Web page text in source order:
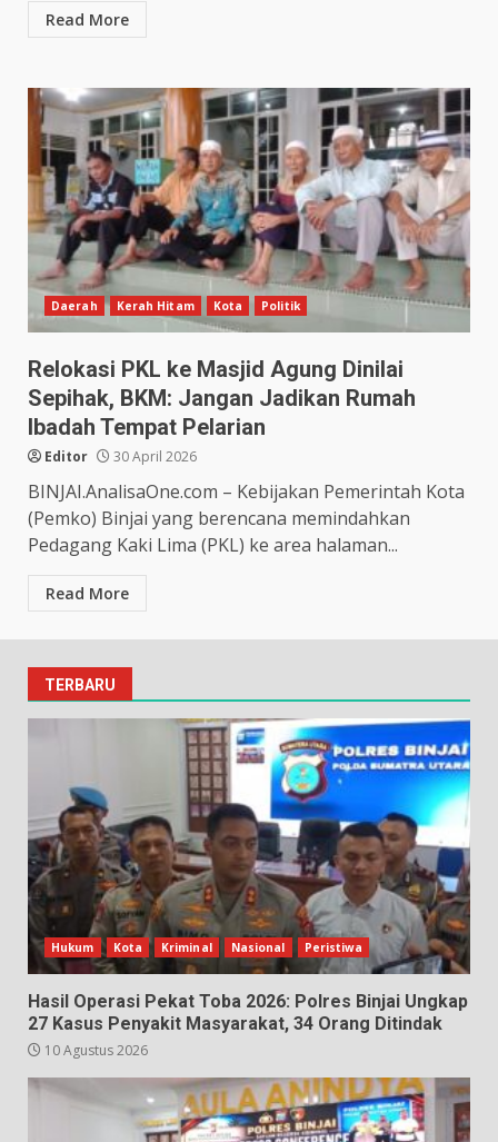
Read More
Daerah Kerah Hitam Kota Politik
Relokasi PKL ke Masjid Agung Dinilai
Sepihak, BKM: Jangan Jadikan Rumah
Ibadah Tempat Pelarian
Editor 30 April 2026
BINJAI.AnalisaOne.com – Kebijakan Pemerintah Kota
(Pemko) Binjai yang berencana memindahkan
Pedagang Kaki Lima (PKL) ke area halaman...
Read More
TERBARU
Hukum Kota Kriminal Nasional Peristiwa
Hasil Operasi Pekat Toba 2026: Polres Binjai Ungkap
27 Kasus Penyakit Masyarakat, 34 Orang Ditindak
10 Agustus 2026